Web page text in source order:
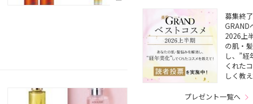
募集終
GRAND
2026上
の肌・
し、”経
くれた
しく教え
プレゼント一覧へ